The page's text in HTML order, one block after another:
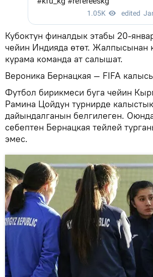
Кубоктун финалдык этабы 20-
чейин Индияда өтөт. Жалпысынан
курама команда ат салышат.
Вероника Бернацкая — FIFA
Футбол бирикмеси буга чейин
Рамина Цойдун турнирде
дайындалганын белгилеген.
себептен Бернацкая тейлей
эмес.